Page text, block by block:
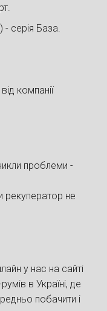
- серія База.
компанії
проблеми -
не
у нас на сайті
в Україні, де
побачити і